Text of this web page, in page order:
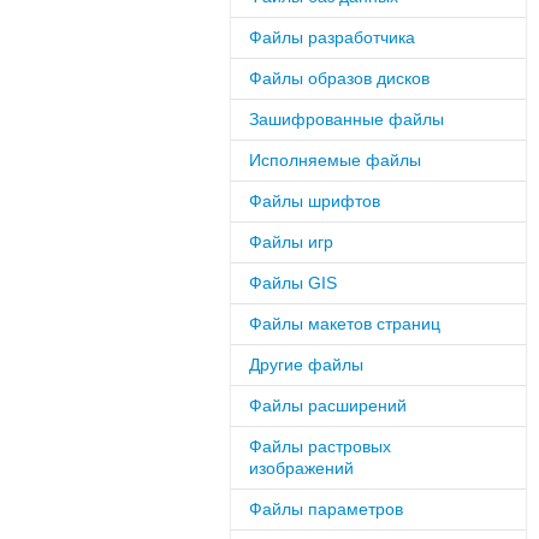
Файлы разработчика
Файлы образов дисков
Зашифрованные файлы
Исполняемые файлы
Файлы шрифтов
Файлы игр
Файлы GIS
Файлы макетов страниц
Другие файлы
Файлы расширений
Файлы растровых
изображений
Файлы параметров